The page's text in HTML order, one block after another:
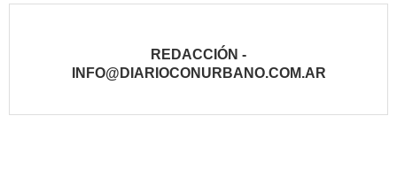
REDACCIÓN -
INFO@DIARIOCONURBANO.COM.AR